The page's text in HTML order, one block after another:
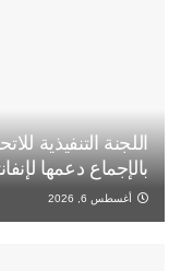
اللجنة التنفيذية
بالإجماع دعمها
أغسطس 6, 2026